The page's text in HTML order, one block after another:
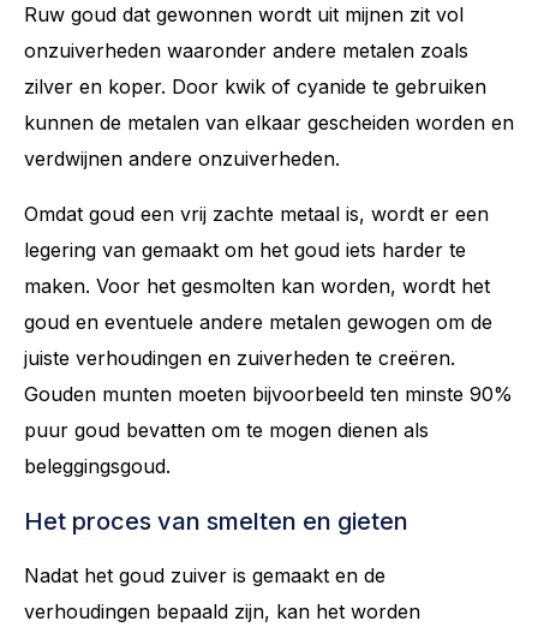
Ruw goud dat gewonnen wordt uit mijnen zit vol
onzuiverheden waaronder andere metalen zoals
zilver en koper. Door kwik of cyanide te gebruiken
kunnen de metalen van elkaar gescheiden worden en
verdwijnen andere onzuiverheden.
Omdat goud een vrij zachte metaal is, wordt er een
legering van gemaakt om het goud iets harder te
maken. Voor het gesmolten kan worden, wordt het
goud en eventuele andere metalen gewogen om de
juiste verhoudingen en zuiverheden te creëren.
Gouden munten moeten bijvoorbeeld ten minste 90%
puur goud bevatten om te mogen dienen als
beleggingsgoud.
Het proces van smelten en gieten
Nadat het goud zuiver is gemaakt en de
verhoudingen bepaald zijn, kan het worden